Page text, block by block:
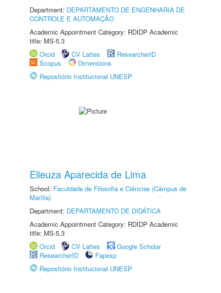
Department: DEPARTAMENTO DE ENGENHARIA DE
CONTROLE E AUTOMAÇÃO
Academic Appointment Category: RDIDP Academic
title: MS-5.3
Orcid
CV Lattes
ResearcherID
Scopus
Dimensions
Repositório Institucional UNESP
Elieuza Aparecida de Lima
School: Faculdade de Filosofia e Ciências (Câmpus de
Marília)
Department: DEPARTAMENTO DE DIDÁTICA
Academic Appointment Category: RDIDP Academic
title: MS-5.3
Orcid
CV Lattes
Google Scholar
ResearcherID
Fapesp
Repositório Institucional UNESP